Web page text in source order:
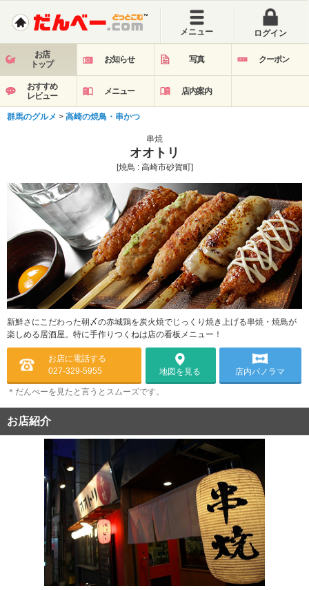
メニュー ログイン
お店
トップ
お知らせ 写真 クーポン
おすすめ
レビュー
メニュー 店内案内
群馬のグルメ > 高崎の焼鳥・串かつ
串焼
オオトリ
[焼鳥 : 高崎市砂賀町]
新鮮さにこだわった朝〆の赤城鶏を炭火焼でじっくり焼き上げる串焼・焼鳥が
楽しめる居酒屋。特に手作りつくねは店の看板メニュー！
お店に電話する
027-329-5955
地図を見る 店内パノラマ
＊だんべーを見たと言うとスムーズです。
お店紹介